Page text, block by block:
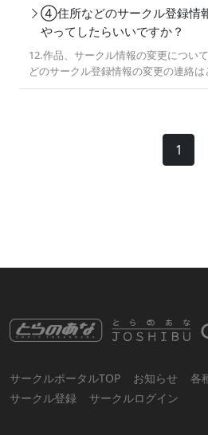
指定した販売日を変更できますか？
④住所などのサークル登録情
やってしたらいいですか？
12.作品、サークル情報の変更につ
どのサークル登録情報の変更の連絡
すか？」に準拠しております。 そち
1
サークルポータルTOP お知らせ
各
サークル登録
サークルログイン